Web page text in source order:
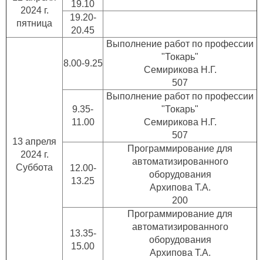
2024 г.
пятница
19.10
19.20-
20.45
13 апреля
2024 г.
Суббота
8.00-9.25
Выполнение работ по профессии
"Токарь"
Семирикова Н.Г.
507
9.35-
11.00
Выполнение работ по профессии
"Токарь"
Семирикова Н.Г.
507
12.00-
13.25
Программирование для
автоматизированного
оборудования
Архипова Т.А.
200
13.35-
15.00
Программирование для
автоматизированного
оборудования
Архипова Т.А.